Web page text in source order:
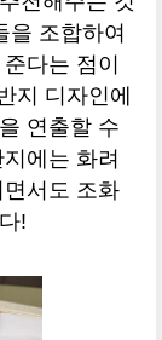
을 조합하여
다는 점이
지 디자인에
연출할 수
에는 화려
서도 조화
!